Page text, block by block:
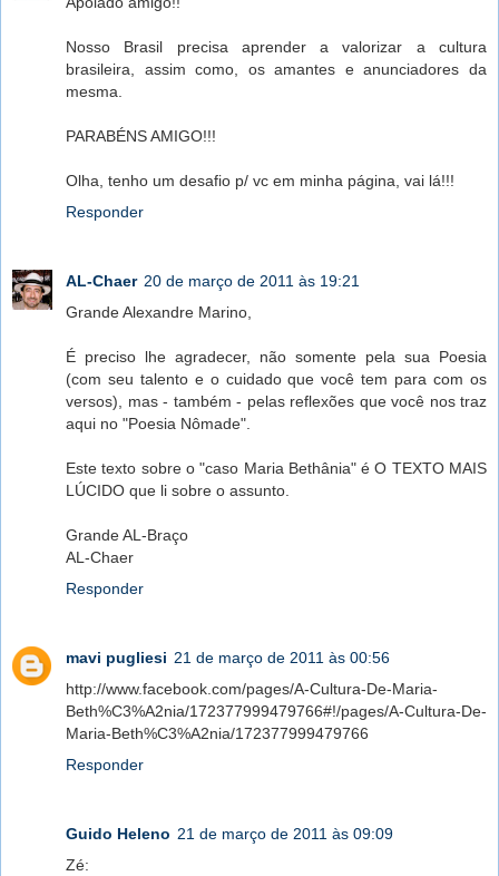
Nosso Brasil precisa aprender a valorizar a cultura
brasileira, assim como, os amantes e anunciadores da
mesma.
PARABÉNS AMIGO!!!
Olha, tenho um desafio p/ vc em minha página, vai lá!!!
Responder
AL-Chaer 20 de março de 2011 às 19:21
Grande Alexandre Marino,
É preciso lhe agradecer, não somente pela sua Poesia
(com seu talento e o cuidado que você tem para com os
versos), mas - também - pelas reflexões que você nos traz
aqui no "Poesia Nômade".
Este texto sobre o "caso Maria Bethânia" é O TEXTO MAIS
LÚCIDO que li sobre o assunto.
Grande AL-Braço
AL-Chaer
Responder
mavi pugliesi 21 de março de 2011 às 00:56
http://www.facebook.com/pages/A-Cultura-De-Maria-
Beth%C3%A2nia/172377999479766#!/pages/A-Cultura-De-
Maria-Beth%C3%A2nia/172377999479766
Responder
Guido Heleno 21 de março de 2011 às 09:09
Zé: